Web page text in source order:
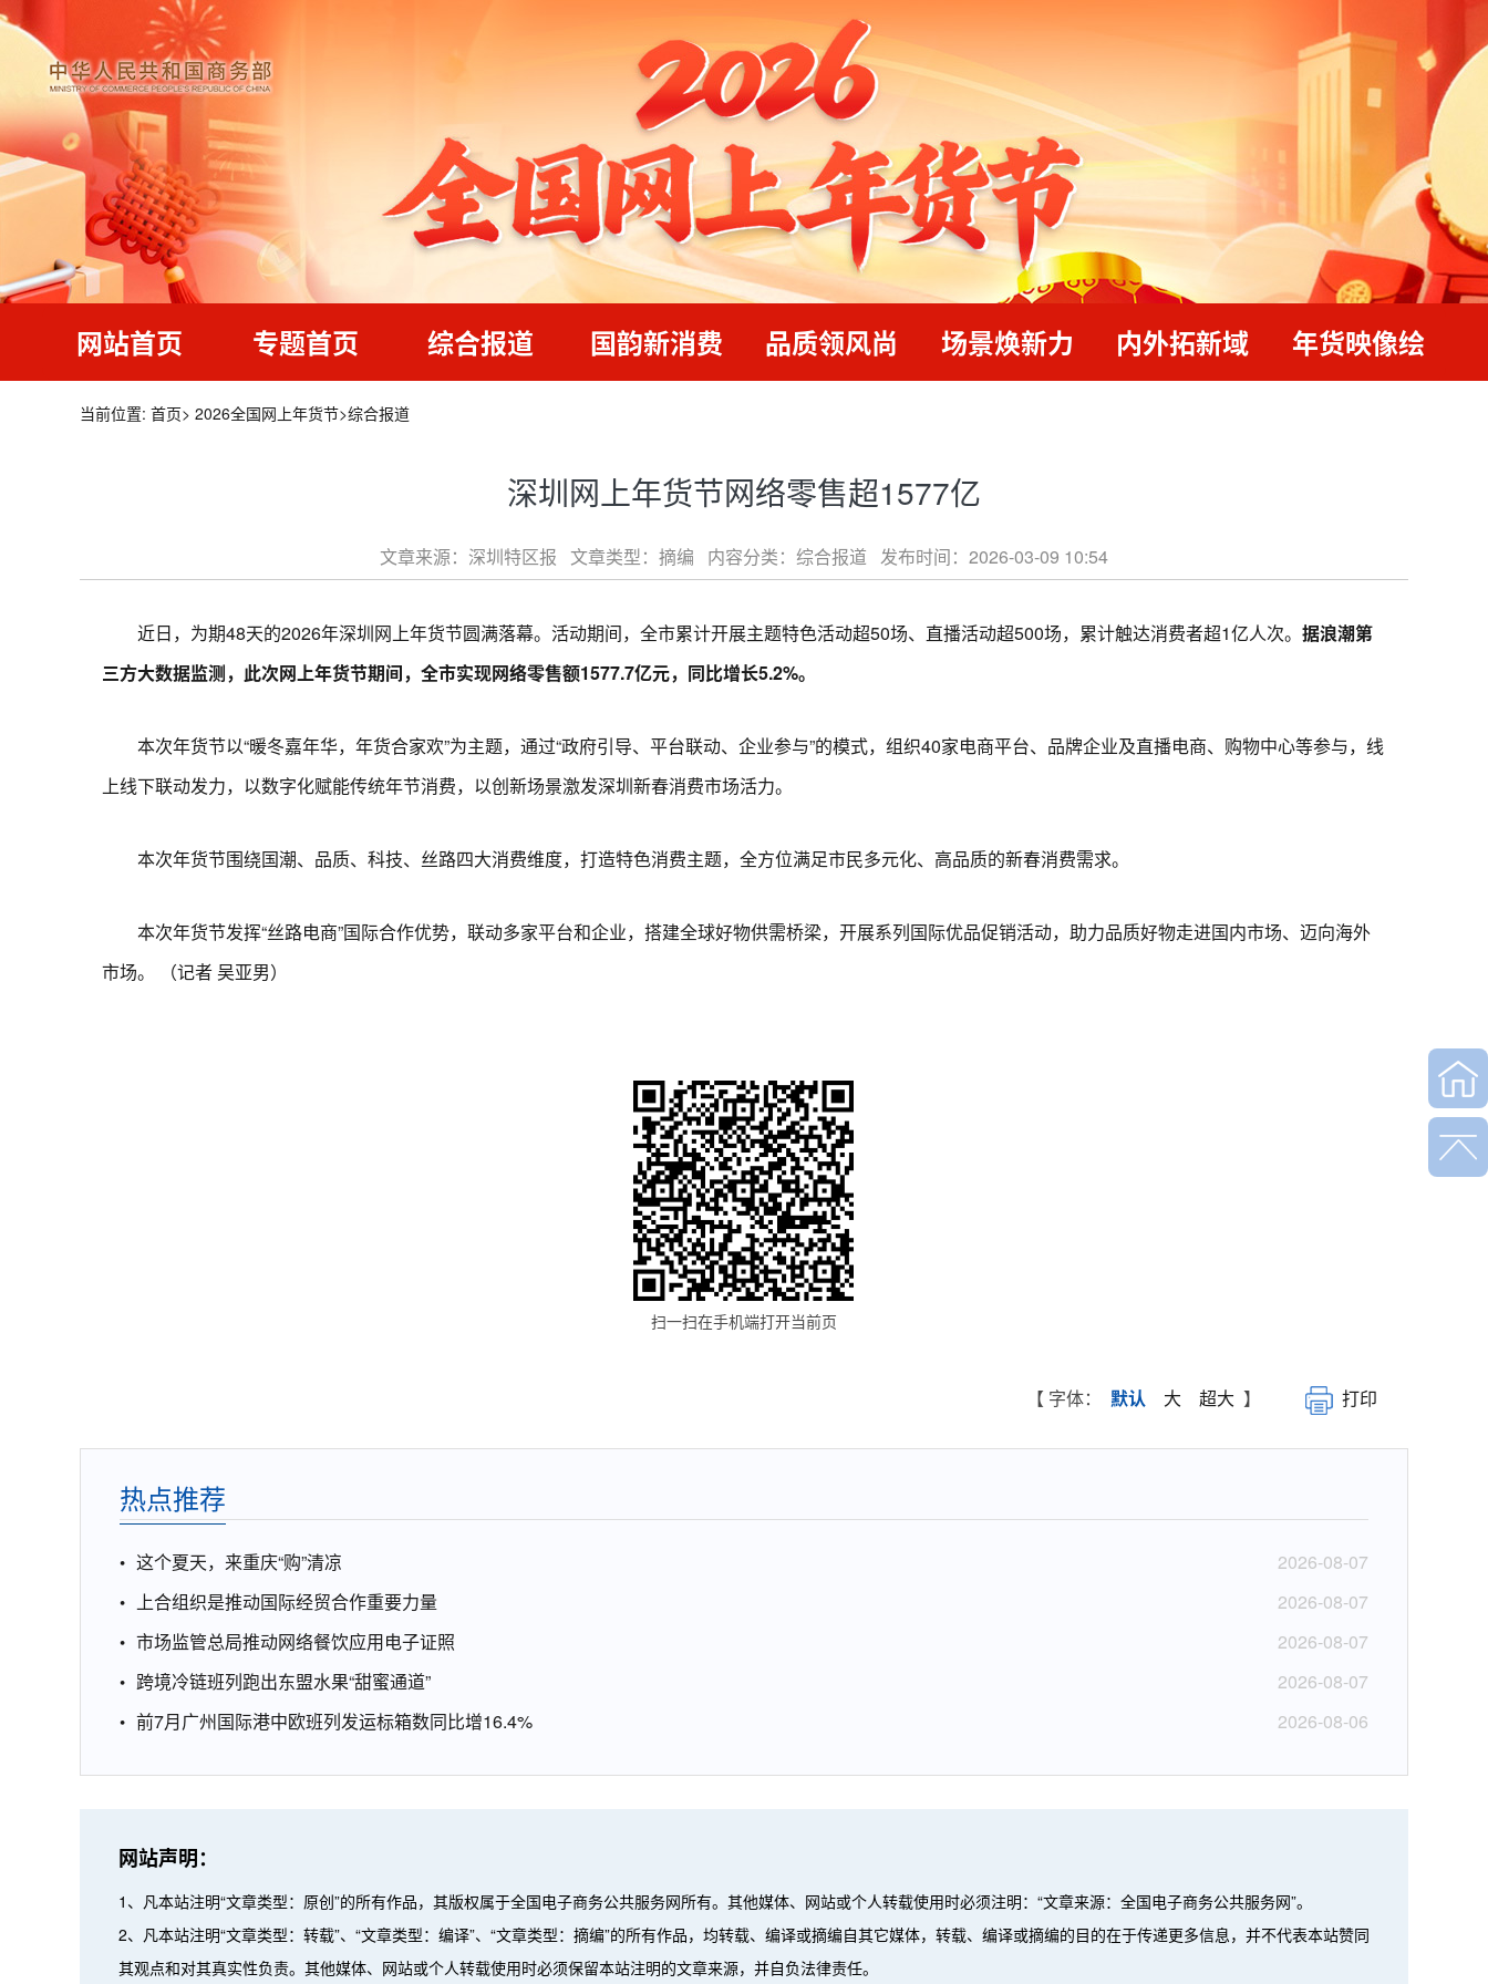
网站首页 专题首页 综合报道 国韵新消费 品质领风尚 场景焕新力 内外拓新域 年货映像绘
当前位置: 首页> 2026全国网上年货节>综合报道
深圳网上年货节网络零售超1577亿
文章来源：深圳特区报 文章类型：摘编 内容分类：综合报道 发布时间：2026-03-09 10:54
近日，为期48天的2026年深圳网上年货节圆满落幕。活动期间，全市累计开展主题特色活动超50场、直播活动超500场，累计触达消费者超1亿人次。 据浪潮第
三方大数据监测，此次网上年货节期间，全市实现网络零售额1577.7亿元，同比增长5.2%。
本次年货节以“暖冬嘉年华，年货合家欢”为主题，通过“政府引导、平台联动、企业参与”的模式，组织40家电商平台、品牌企业及直播电商、购物中心等参与，线
上线下联动发力，以数字化赋能传统年节消费，以创新场景激发深圳新春消费市场活力。
本次年货节围绕国潮、品质、科技、丝路四大消费维度，打造特色消费主题，全方位满足市民多元化、高品质的新春消费需求。
本次年货节发挥“丝路电商”国际合作优势，联动多家平台和企业，搭建全球好物供需桥梁，开展系列国际优品促销活动，助力品质好物走进国内市场、迈向海外
市场。 （记者 吴亚男）
扫一扫在手机端打开当前页
【 字体： 默认 大 超大 】 打印
热点推荐
这个夏天，来重庆“购”清凉
2026-08-07
上合组织是推动国际经贸合作重要力量
2026-08-07
市场监管总局推动网络餐饮应用电子证照
2026-08-07
跨境冷链班列跑出东盟水果“甜蜜通道”
2026-08-07
前7月广州国际港中欧班列发运标箱数同比增16.4%
2026-08-06
网站声明：
1、凡本站注明“文章类型：原创”的所有作品，其版权属于全国电子商务公共服务网所有。其他媒体、网站或个人转载使用时必须注明：“文章来源：全国电子商务公共服务网”。
2、凡本站注明“文章类型：转载”、“文章类型：编译”、“文章类型：摘编”的所有作品，均转载、编译或摘编自其它媒体，转载、编译或摘编的目的在于传递更多信息，并不代表本站赞同
其观点和对其真实性负责。其他媒体、网站或个人转载使用时必须保留本站注明的文章来源，并自负法律责任。